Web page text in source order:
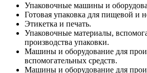
Упаковочные машины и
Готовая упаковка для пищевой и
Этикетка и печать.
Упаковочные материалы,
производства упаковки.
Машины и оборудование для
вспомогательных средств.
Машины и оборудование для